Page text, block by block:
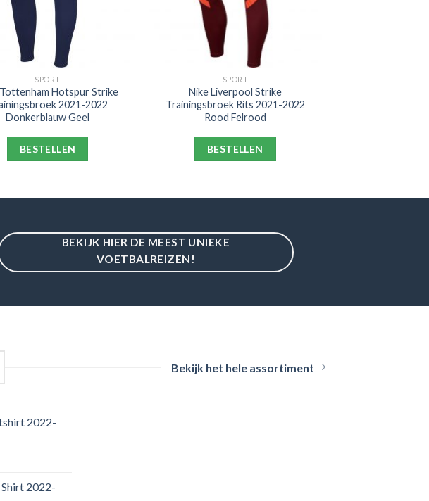
SPORT
Hotspur Strike
2021-2022
Donkerblauw Geel
BESTELLEN
SPORT
Nike Liverpool Strike
Trainingsbroek Rits 2021-2022
Rood Felrood
BESTELLEN
BEKIJK HIER DE MEEST UNIEKE
VOETBALREIZEN!
Bekijk het hele assortiment
2022-
2022-